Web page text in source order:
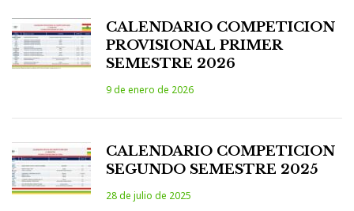
CALENDARIO COMPETICION
PROVISIONAL PRIMER
SEMESTRE 2026
9 de enero de 2026
CALENDARIO COMPETICION
SEGUNDO SEMESTRE 2025
28 de julio de 2025